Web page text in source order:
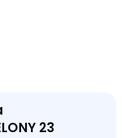
23